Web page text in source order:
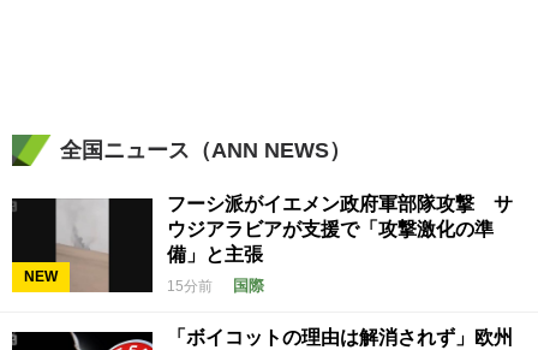
全国ニュース（ANN NEWS）
NEW
フーシ派がイエメン政府軍部隊攻撃 サ
ウジアラビアが支援で「攻撃激化の準
備」と主張
15分前 国際
「ボイコットの理由は解消されず」欧州